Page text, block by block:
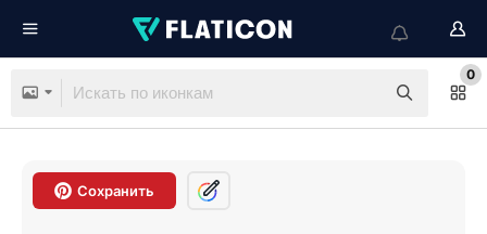
0
Сохранить